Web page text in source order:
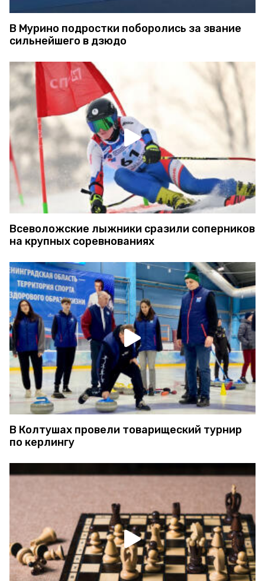
В Мурино подростки поборолись за звание
сильнейшего в дзюдо
Всеволожские лыжники сразили соперников
на крупных соревнованиях
В Колтушах провели товарищеский турнир
по керлингу